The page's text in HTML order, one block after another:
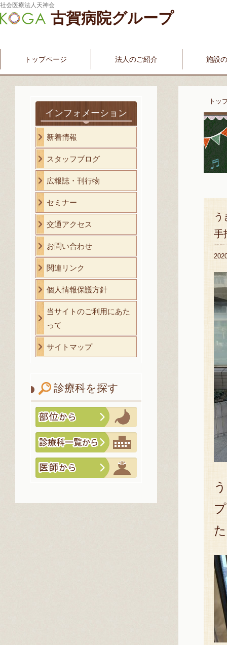
社会医療法人天神会
古賀病院グループ
トップページ 法人のご紹介 施設
新古賀みなみ病院 新古賀クリニック
インフォメーション
新着情報
スタッフブログ
広報誌・刊行物
セミナー
交通アクセス
お問い合わせ
関連リンク
個人情報保護方針
当サイトのご利用にあた
って
サイトマップ
診療科を探す
トッ
う
手